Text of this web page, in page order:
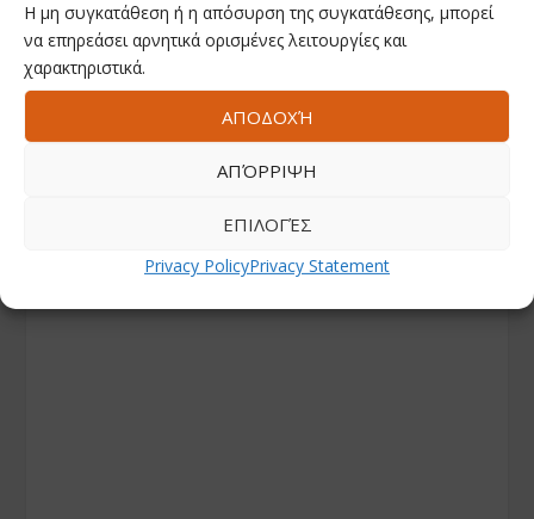
Η μη συγκατάθεση ή η απόσυρση της συγκατάθεσης, μπορεί
να επηρεάσει αρνητικά ορισμένες λειτουργίες και
χαρακτηριστικά.
ΑΠΟΔΟΧΉ
ΑΠΌΡΡΙΨΗ
ΕΠΙΛΟΓΈΣ
Privacy PolicyPrivacy Statement